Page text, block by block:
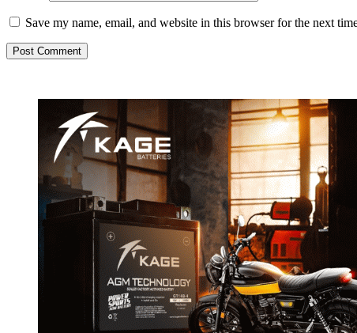
Save my name, email, and website in this browser for the next